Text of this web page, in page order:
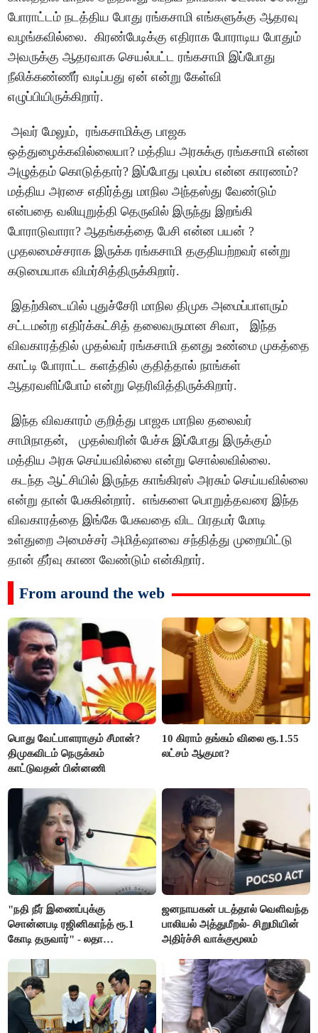
போராட்டம் நடத்திய போது ரங்கசாமி எங்களுக்கு ஆதரவு
வழங்கவில்லை. கிரண்பேடிக்கு எதிராக போராடிய போதும்
அவருக்கு ஆதரவாக செயல்பட்ட ரங்கசாமி இப்போது
நீலிக்கண்ணீர் வடிப்பது ஏன் என்று கேள்வி
எழுப்பியிருக்கிறார்.
அவர் மேலும், ரங்கசாமிக்கு பாஜக
ஒத்துழைக்கவில்லையா? மத்திய அரசுக்கு ரங்கசாமி என்ன
அழுத்தம் கொடுத்தார்? இப்போது புலம்ப என்ன காரணம்?
மத்திய அரசை எதிர்த்து மாநில அந்தஸ்து வேண்டும்
என்பதை வலியுறுத்தி தெருவில் இருந்து இறங்கி
போராடுவாரா? ஆதங்கத்தை பேசி என்ன பயன் ?
முதலமைச்சராக இருக்க ரங்கசாமி தகுதியற்றவர் என்று
கடுமையாக விமர்சித்திருக்கிறார்.
இதற்கிடையில் புதுச்சேரி மாநில திமுக அமைப்பாளரும்
சட்டமன்ற எதிர்க்கட்சித் தலைவருமான சிவா, இந்த
விவகாரத்தில் முதல்வர் ரங்கசாமி தனது உண்மை முகத்தை
காட்டி போராட்ட களத்தில் குதித்தால் நாங்கள்
ஆதரவளிப்போம் என்று தெரிவித்திருக்கிறார்.
இந்த விவகாரம் குறித்து பாஜக மாநில தலைவர்
சாமிநாதன், முதல்வரின் பேச்சு இப்போது இருக்கும்
மத்திய அரசு செய்யவில்லை என்று சொல்லவில்லை.
கடந்த ஆட்சியில் இருந்த காங்கிரஸ் அரசும் செய்யவில்லை
என்று தான் பேசுகின்றார். எங்களை பொறுத்தவரை இந்த
விவகாரத்தை இங்கே பேசுவதை விட பிரதமர் மோடி
உள்துறை அமைச்சர் அமித்ஷாவை சந்தித்து முறையிட்டு
தான் தீர்வு காண வேண்டும் என்கிறார்.
From around the web
பொது வேட்பாளராகும் சீமான்?
திமுகவிடம் நெருக்கம்
காட்டுவதன் பின்னணி
10 கிராம் தங்கம் விலை ரூ.1.55
லட்சம் ஆகுமா?
"நதி நீர் இணைப்புக்கு
சொன்னபடி ரஜினிகாந்த் ரூ.1
கோடி தருவார்" - லதா
ஜனநாயகன் படத்தால் வெளிவந்த
பாலியல் அத்துமீறல்- சிறுமியின்
அதிர்ச்சி வாக்குமூலம்